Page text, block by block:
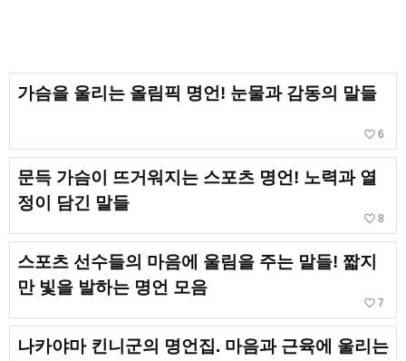
가슴을 울리는 올림픽 명언! 눈물과 감동의 말들
favorite_border 6
문득 가슴이 뜨거워지는 스포츠 명언! 노력과 열
정이 담긴 말들
favorite_border 8
스포츠 선수들의 마음에 울림을 주는 말들! 짧지
만 빛을 발하는 명언 모음
favorite_border 7
나카야마 킨니군의 명언집. 마음과 근육에 울리는